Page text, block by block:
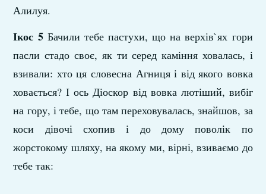
Алилуя.
Ікос 5Бачили тебе пастухи, що на верхів`ях гори
пасли стадо своє, як ти серед каміння ховалась, і
взивали: хто ця словесна Агниця і від якого вовка
ховається? І ось Діоскор від вовка лютіший, вибіг
на гору, і тебе, що там переховувалась, знайшов, за
коси дівочі схопив і до дому поволік по
жорстокому шляху, на якому ми, вірні, взиваємо до
тебе так: